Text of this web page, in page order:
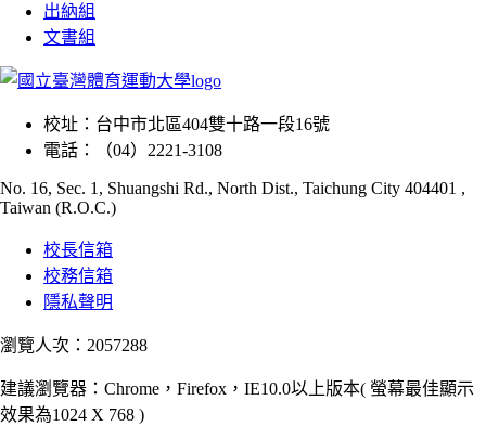
出納組
文書組
校址： 台中市北區404雙十路一段16號
電話：
（04）2221-3108
No. 16, Sec. 1, Shuangshi Rd., North Dist., Taichung City 404401 ,
Taiwan (R.O.C.)
校長信箱
校務信箱
隱私聲明
瀏覽人次：2057288
建議瀏覽器：Chrome，Firefox，IE10.0以上版本( 螢幕最佳顯示
效果為1024 X 768 )